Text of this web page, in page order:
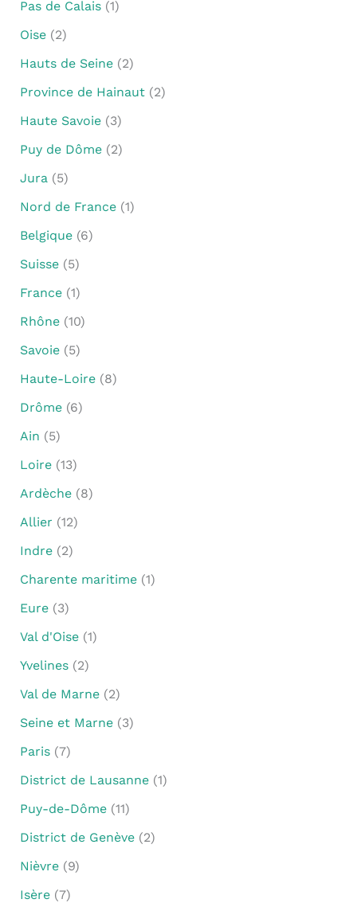
Pas de Calais(1)
Oise(2)
Hauts de Seine(2)
Province de Hainaut(2)
Haute Savoie(3)
Puy de Dôme(2)
Jura (5)
Nord de France(1)
Belgique(6)
Suisse(5)
France(1)
Rhône(10)
Savoie(5)
Haute-Loire(8)
Drôme(6)
Ain (5)
Loire(13)
Ardèche(8)
Allier (12)
Indre(2)
Charente maritime(1)
Eure(3)
Val d'Oise(1)
Yvelines(2)
Val de Marne(2)
Seine et Marne(3)
Paris(7)
District de Lausanne(1)
Puy-de-Dôme(11)
District de Genève(2)
Nièvre(9)
Isère(7)